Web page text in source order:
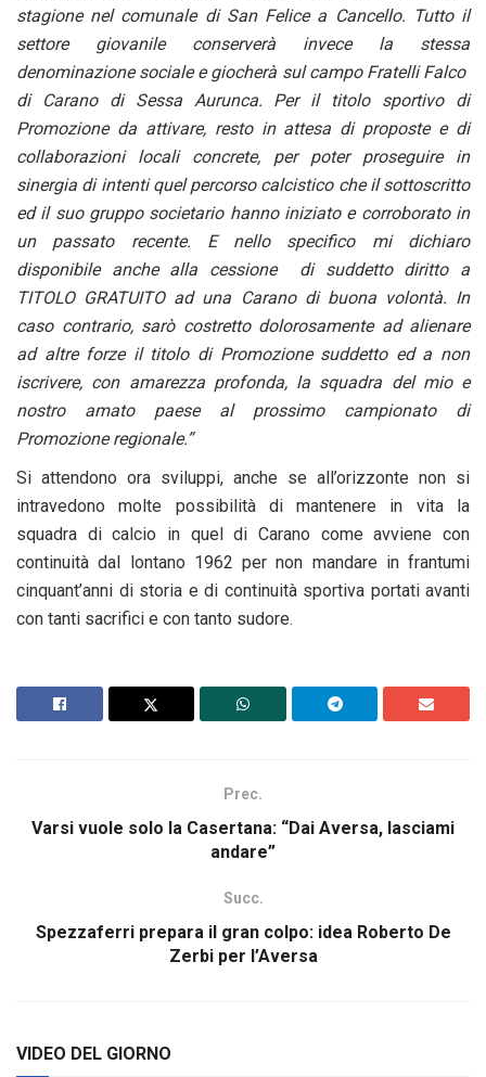
stagione nel comunale di San Felice a Cancello. Tutto il
settore giovanile conserverà invece la stessa
denominazione sociale e giocherà sul campo Fratelli Falco
di Carano di Sessa Aurunca. Per il titolo sportivo di
Promozione da attivare, resto in attesa di proposte e di
collaborazioni locali concrete, per poter proseguire in
sinergia di intenti quel percorso calcistico che il sottoscritto
ed il suo gruppo societario hanno iniziato e corroborato in
un passato recente. E nello specifico mi dichiaro
disponibile anche alla cessione di suddetto diritto a
TITOLO GRATUITO ad una Carano di buona volontà. In
caso contrario, sarò costretto dolorosamente ad alienare
ad altre forze il titolo di Promozione suddetto ed a non
iscrivere, con amarezza profonda, la squadra del mio e
nostro amato paese al prossimo campionato di
Promozione regionale.”
Si attendono ora sviluppi, anche se all’orizzonte non si
intravedono molte possibilità di mantenere in vita la
squadra di calcio in quel di Carano come avviene con
continuità dal lontano 1962 per non mandare in frantumi
cinquant’anni di storia e di continuità sportiva portati avanti
con tanti sacrifici e con tanto sudore.
Prec.
Varsi vuole solo la Casertana: “Dai Aversa, lasciami
andare”
Succ.
Spezzaferri prepara il gran colpo: idea Roberto De
Zerbi per l’Aversa
VIDEO DEL GIORNO